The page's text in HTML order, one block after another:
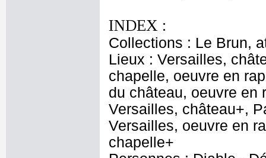
INDEX :
Collections : Le Brun,
Lieux : Versailles,
chapelle, oeuvre en
du château, oeuvre en
Versailles, château+,
Versailles, oeuvre en
chapelle+